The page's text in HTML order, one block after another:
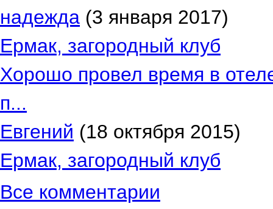
надежда (3 января 2017)
Ермак, загородный клуб
Хорошо провел время в
п...
Евгений (18 октября 2015)
Ермак, загородный клуб
Все комментарии